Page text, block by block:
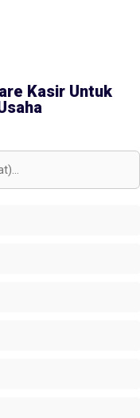
Kasir Untuk